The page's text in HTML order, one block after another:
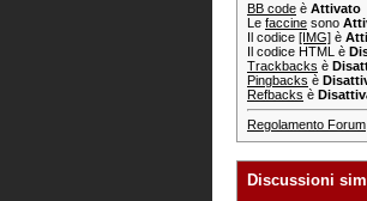
BB code è Attivato
Le faccine sono
Il codice [IMG] è
Il codice HTML è
Trackbacks è
Pingbacks è
Refbacks è
Regolamento Forum
Discussioni